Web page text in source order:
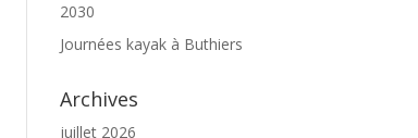
2030
Journées kayak à Buthiers
Archives
juillet 2026